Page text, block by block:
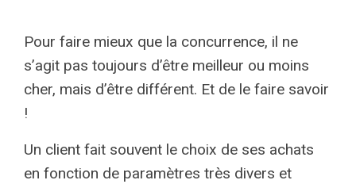
Pour faire mieux que la concurrence, il ne
s’agit pas toujours d’être meilleur ou moins
cher, mais d’être différent. Et de le faire savoir
!
Un client fait souvent le choix de ses achats
en fonction de paramètres très divers et